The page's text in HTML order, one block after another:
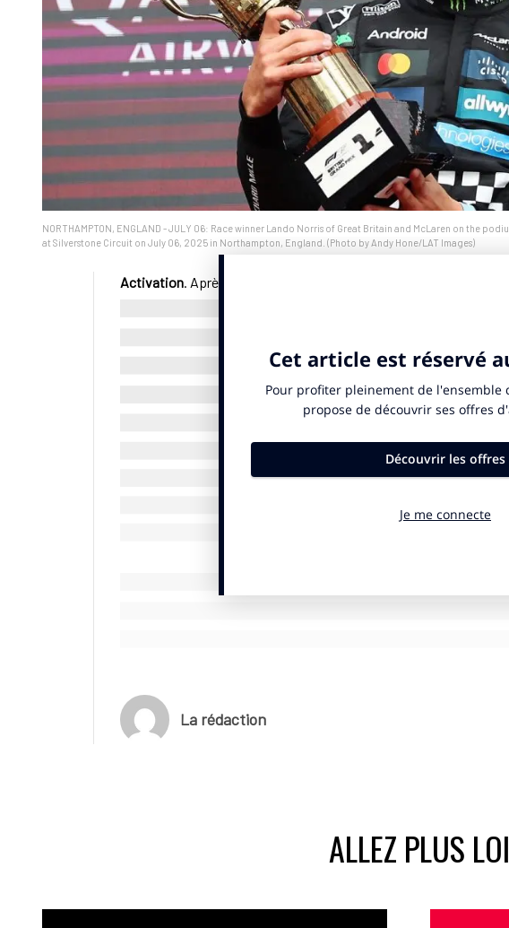
NORTHAMPTON, ENGLAND - JULY 06: Race winner Lando Norris of Great Britain and McLaren on the
at Silverstone Circuit on July 06, 2025 in Northampton, England. (Photo by Andy Hone/LAT Images)
Activation. Après avoir construit des monoplaces à taille réelle
de nouveau distingué dans les paddocks de Formule 1. A
Hulkenberg qui ont terminé la course respectivement à la 1ère,
Ces constructions ont été inspirées par le trophée historique du
catégorie reine des championnats automobiles. Il a fallu plus de
pour venir à bout de ce projet. Cette opération intègre les
La rédaction
ALLEZ PLUS